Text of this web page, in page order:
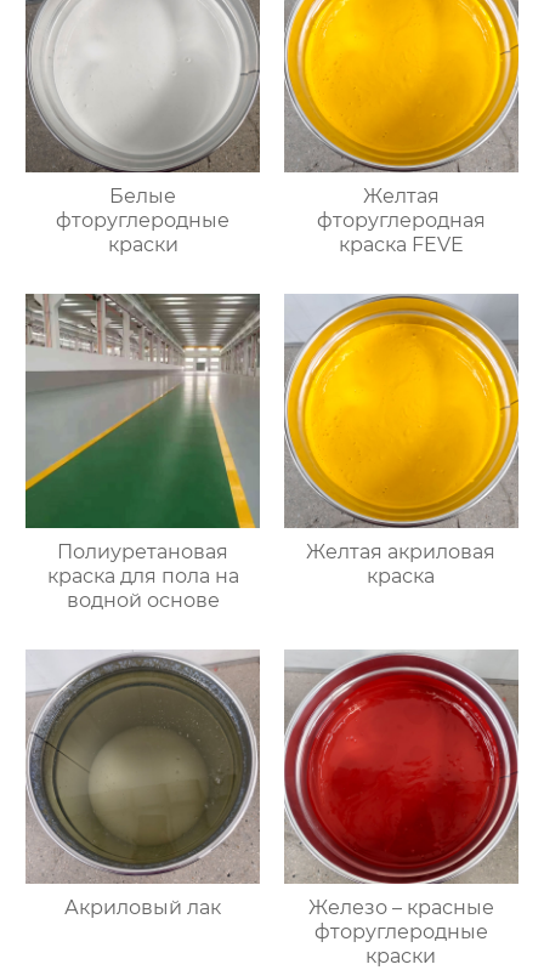
Белые
фторуглеродные
краски
Желтая
фторуглеродная
краска FEVE
Полиуретановая
краска для пола на
водной основе
Желтая акриловая
краска
Акриловый лак
Железо – красные
фторуглеродные
краски